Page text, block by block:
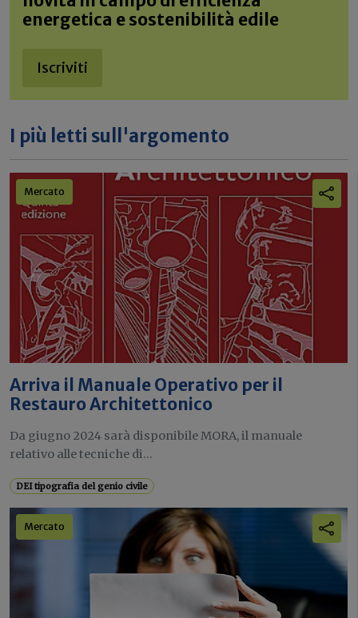
energetica e sostenibilità edile
Iscriviti
I più letti sull'argomento
Mercato
Arriva il Manuale Operativo per il
Restauro Architettonico
Da giugno 2024 sarà disponibile MORA, il manuale
relativo alle tecniche di...
DEI tipografia del genio civile
Mercato